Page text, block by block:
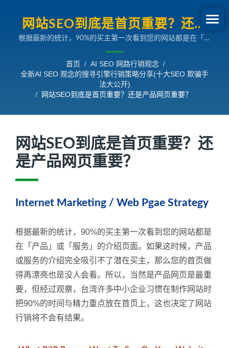
网站SEO到底是首页重要？还是
产品网页重要？| 全新AI SEO观
念的搜寻引擎行销策略分享
根据最新的统计，90%的买主第一次看到您的网站都是在「产
完全吸引不了潜在买主，那么您的首页做得再漂亮也是没人会
看。所以，当然是产品网页是最重要，但经过观察，台湾许多
中小企业习惯在制作网站时把90%的时间与精力重点放在首页
上，这也决定了网站行销将不会有结果。
首页 / AI SEO 网路行销观念 /
全新AI SEO 观念的搜寻引擎行销策略分享(十大SEO 欺骗手
法大公开)
/
网站SEO到底是首页重要？还是产品网页重要？
网站SEO到底是首页重要？还
是产品网页重要？
Internet Marketing / Web Pgae Strategy
根据最新的统计，90%的买主第一次看到您的网站都是
在「产品」或「服务」的介绍页面。如果这时候，产品
或服务的介绍完全吸引不了潜在买主，那么您的首页做
得再漂亮也是没人会看。所以，当然是产品网页是最重
要，但经过观察，台湾许多中小企业习惯在制作网站时
把90%的时间与精力重点放在首页上，这也决定了网站
行销将不会有结果。